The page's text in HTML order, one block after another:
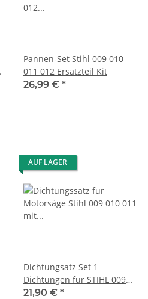
Pannen-Set Stihl 009 010
011 012 Ersatzteil Kit
26,99 € *
AUF LAGER
Dichtungsatz Set 1
Dichtungen für STIHL 009
010 011 Dichtsatz
21,90 € *